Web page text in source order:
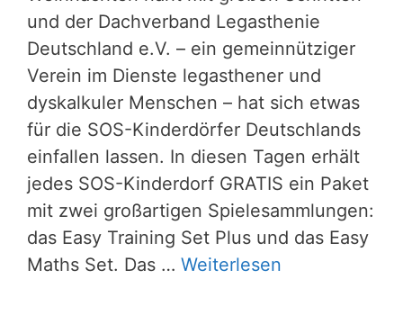
und der Dachverband Legasthenie
Deutschland e.V. – ein gemeinnütziger
Verein im Dienste legasthener und
dyskalkuler Menschen – hat sich etwas
für die SOS-Kinderdörfer Deutschlands
einfallen lassen. In diesen Tagen erhält
jedes SOS-Kinderdorf GRATIS ein Paket
mit zwei großartigen Spielesammlungen:
das Easy Training Set Plus und das Easy
Maths Set. Das … Weiterlesen